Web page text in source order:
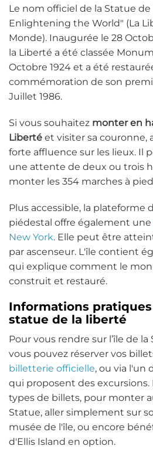
Le nom officiel de la Statue
Enlightening the World" (La
Monde). Inaugurée le 28
la Liberté a été classée
Octobre 1924 et a été
commémoration de son
Juillet 1986.
Si vous souhaitez monter en
Liberté et visiter sa couronne,
forte affluence sur les lieux. Il
une attente de deux ou trois
monter les 354 marches à
Plus accessible, la plateforme
piédestal offre également une
New York. Elle peut être
par ascenseur. L'île contient
qui explique comment le
construit et restauré.
Informations
statue de la liberté
Pour vous rendre sur l’île de
vous pouvez réserver vos
billetterie officielle, ou via l'un
qui proposent des excursions.
types de billets, pour monter
Statue, aller simplement sur
musée de l'île, ou encore
d'Ellis Island en option.